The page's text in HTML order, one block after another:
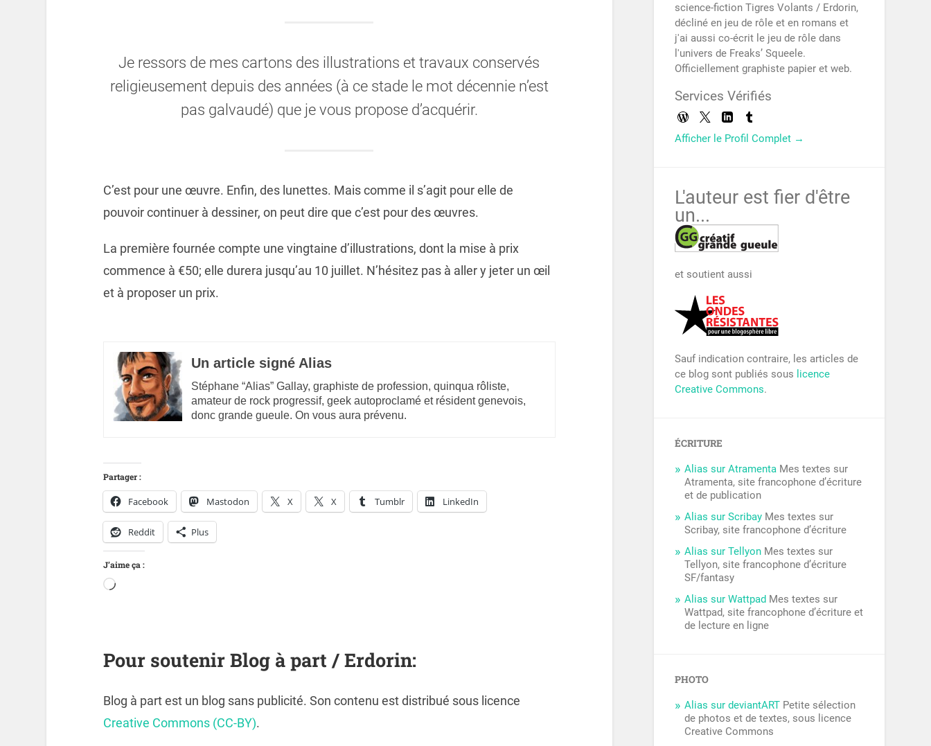
Je ressors de mes cartons des illustrations et travaux conservés
religieusement depuis des années (à ce stade le mot décennie n’est
pas galvaudé) que je vous propose d’acquérir.
C’est pour une œuvre. Enfin, des lunettes. Mais comme il s’agit pour elle de
pouvoir continuer à dessiner, on peut dire que c’est pour des œuvres.
La première fournée compte une vingtaine d’illustrations, dont la mise à prix
commence à €50; elle durera jusqu’au 10 juillet. N’hésitez pas à aller y jeter un œil
et à proposer un prix.
Un article signé Alias
Stéphane “Alias” Gallay, graphiste de profession, quinqua rôliste,
amateur de rock progressif, geek autoproclamé et résident genevois,
donc grande gueule. On vous aura prévenu.
Partager :
Facebook Mastodon X X Tumblr LinkedIn
Reddit Plus
J’aime ça :
Pour soutenir Blog à part / Erdorin:
Blog à part est un blog sans publicité. Son contenu est distribué sous licence
Creative Commons (CC-BY).
science-fiction Tigres Volants / Erdorin,
décliné en jeu de rôle et en romans et
j'ai aussi co-écrit le jeu de rôle dans
l'univers de Freaks’ Squeele.
Officiellement graphiste papier et web.
Services Vérifiés
Afficher le Profil Complet →
L'auteur est fier d'être
un...
et soutient aussi
Sauf indication contraire, les articles de
ce blog sont publiés sous licence
Creative Commons.
ÉCRITURE
Alias sur Atramenta Mes textes sur
Atramenta, site francophone d’écriture
et de publication
Alias sur Scribay Mes textes sur
Scribay, site francophone d’écriture
Alias sur Tellyon Mes textes sur
Tellyon, site francophone d’écriture
SF/fantasy
Alias sur Wattpad Mes textes sur
Wattpad, site francophone d’écriture et
de lecture en ligne
PHOTO
Alias sur deviantART Petite sélection
de photos et de textes, sous licence
Creative Commons